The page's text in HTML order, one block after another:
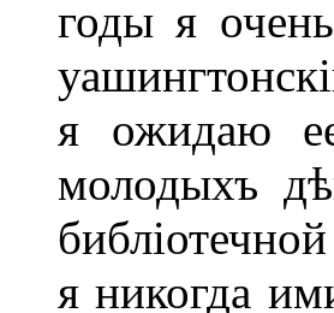
годы я
я ожидаю
молодыхъ
я никогда